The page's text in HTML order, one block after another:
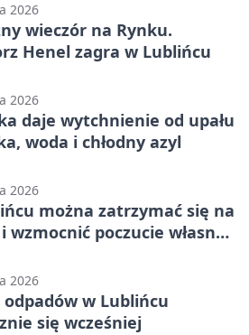
2026
wieczór na Rynku.
Henel zagra w Lublińcu
2026
daje wytchnienie od upału
woda i chłodny azyl
2026
można zatrzymać się na
wzmocnić poczucie własnej
2026
odpadów w Lublińcu
się wcześniej